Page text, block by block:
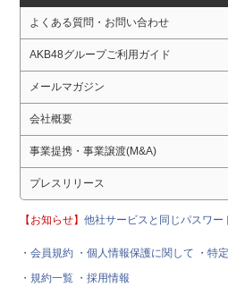
よくある質問・お問い合わせ
AKB48グループご利用ガイド
メールマガジン
会社概要
事業提携・事業譲渡(M&A)
プレスリリース
【お知らせ】他社サービスと同じパスワー
・会員規約 ・個人情報保護に関して
・特
・規約一覧 ・採用情報